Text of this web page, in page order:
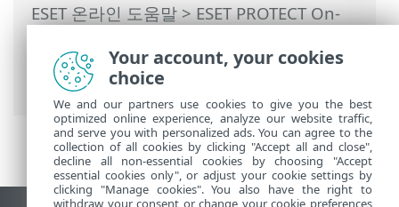
ESET 온라인 도움말>ESET PROTECT On-
배포>원격 배포>ESET Remote
Deployment Tool
Your account, your cookies
choice
We and our partners use cookies to give you the best
optimized online experience, analyze our website traffic,
and serve you with personalized ads. You can agree to the
collection of all cookies by clicking "Accept all and close",
decline all non-essential cookies by choosing "Accept
essential cookies only", or adjust your cookie settings by
clicking "Manage cookies". You also have the right to
withdraw your consent or change your cookie preferences